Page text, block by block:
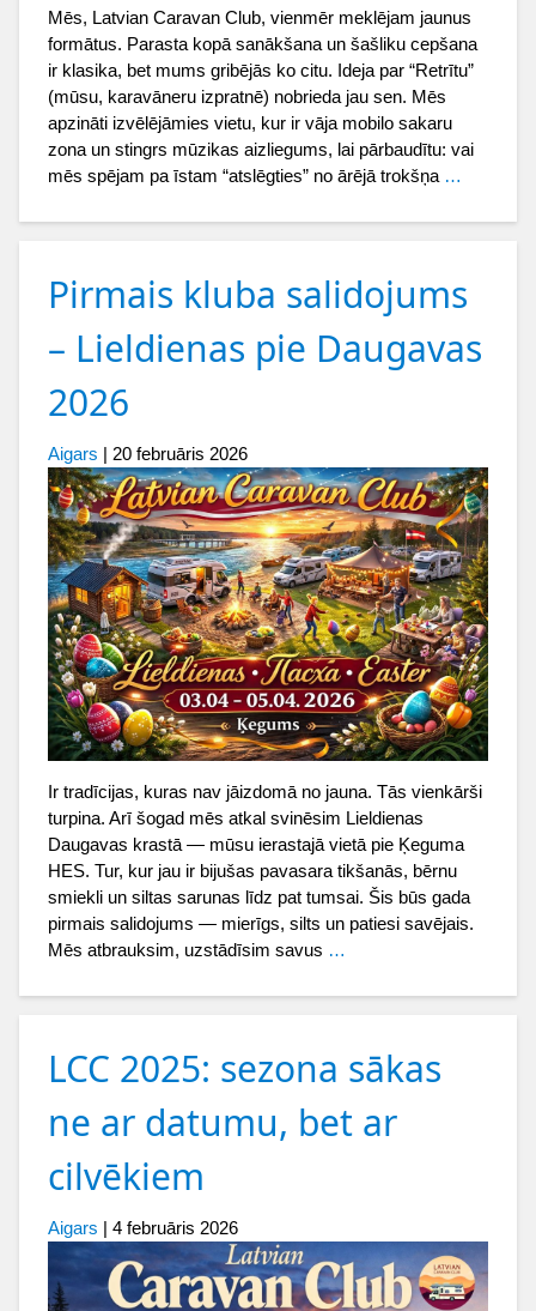
Mēs, Latvian Caravan Club, vienmēr meklējam jaunus
formātus. Parasta kopā sanākšana un šašliku cepšana
ir klasika, bet mums gribējās ko citu. Ideja par “Retrītu”
(mūsu, karavāneru izpratnē) nobrieda jau sen. Mēs
apzināti izvēlējāmies vietu, kur ir vāja mobilo sakaru
zona un stingrs mūzikas aizliegums, lai pārbaudītu: vai
mēs spējam pa īstam “atslēgties” no ārējā trokšņa …
Pirmais kluba salidojums
– Lieldienas pie Daugavas
2026
Aigars | 20 februāris 2026
Ir tradīcijas, kuras nav jāizdomā no jauna. Tās vienkārši
turpina. Arī šogad mēs atkal svinēsim Lieldienas
Daugavas krastā — mūsu ierastajā vietā pie Ķeguma
HES. Tur, kur jau ir bijušas pavasara tikšanās, bērnu
smiekli un siltas sarunas līdz pat tumsai. Šis būs gada
pirmais salidojums — mierīgs, silts un patiesi savējais.
Mēs atbrauksim, uzstādīsim savus …
LCC 2025: sezona sākas
ne ar datumu, bet ar
cilvēkiem
Aigars | 4 februāris 2026